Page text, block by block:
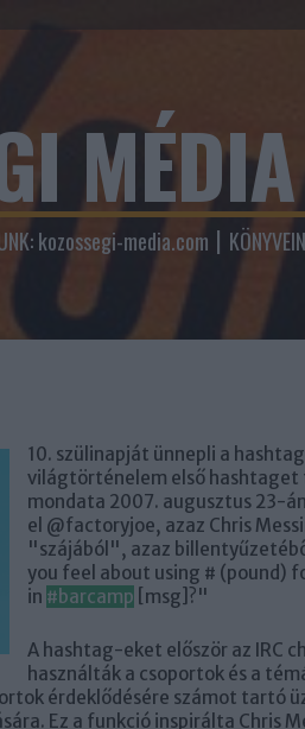
kozossegi-media.com
10. szülinapját ünnepli a
világtörténelem első
mondata 2007. augusztus 23-
el @factoryjoe, azaz Chris
"szájából", azaz
you feel about using # (pound)
in #barcamp [msg]?"
A hashtag-eket először az IRC
használták a csoportok és a
érdeklődésére számot tartó
Ez a funkció inspirálta Chris